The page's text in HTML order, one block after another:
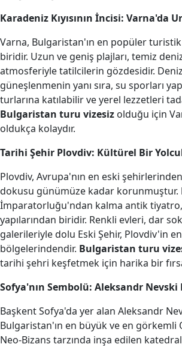
Karadeniz Kıyısının İncisi: Varna'da
Varna, Bulgaristan'ın en popüler
biridir. Uzun ve geniş plajları, temiz
atmosferiyle tatilcilerin gözdesidir.
güneşlenmenin yanı sıra, su sporları
turlarına katılabilir ve yerel lezzetleri
Bulgaristan turu vizesiz olduğu için
oldukça kolaydır.
Tarihi Şehir Plovdiv: Kültürel Bir
Plovdiv, Avrupa'nın en eski
dokusu günümüze kadar korunmuştur.
İmparatorluğu'ndan kalma antik
yapılarından biridir. Renkli evleri, dar
galerileriyle dolu Eski Şehir, Plovdiv'in
bölgelerindendir. Bulgaristan turu
tarihi şehri keşfetmek için harika bir
Sofya'nın Sembolü: Aleksandr
Başkent Sofya'da yer alan Aleksandr
Bulgaristan'ın en büyük ve en görkemli
Neo-Bizans tarzında inşa edilen